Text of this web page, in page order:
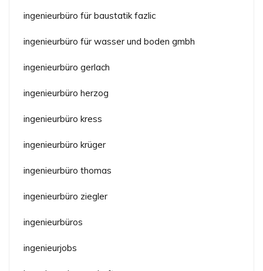
ingenieurbüro für baustatik fazlic
ingenieurbüro für wasser und boden gmbh
ingenieurbüro gerlach
ingenieurbüro herzog
ingenieurbüro kress
ingenieurbüro krüger
ingenieurbüro thomas
ingenieurbüro ziegler
ingenieurbüros
ingenieurjobs